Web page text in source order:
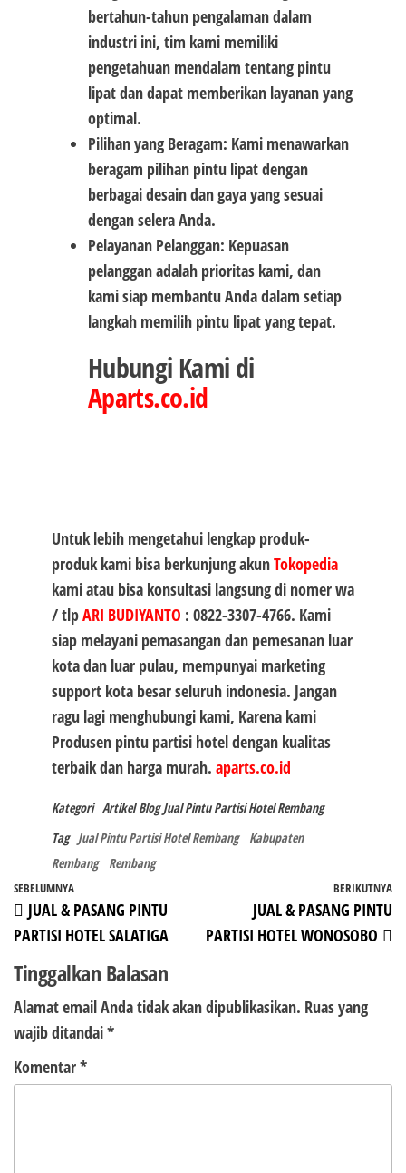
bertahun-tahun pengalaman dalam
industri ini, tim kami memiliki
pengetahuan mendalam tentang pintu
lipat dan dapat memberikan layanan yang
optimal.
Pilihan yang Beragam: Kami menawarkan
beragam pilihan pintu lipat dengan
berbagai desain dan gaya yang sesuai
dengan selera Anda.
Pelayanan Pelanggan: Kepuasan
pelanggan adalah prioritas kami, dan
kami siap membantu Anda dalam setiap
langkah memilih pintu lipat yang tepat.
Hubungi Kami di
Aparts.co.id
Untuk lebih mengetahui lengkap produk-
produk kami bisa berkunjung akunTokopedia
kami atau bisa konsultasi langsung di nomer wa
/ tlpARI BUDIYANTO : 0822-3307-4766. Kami
siap melayani pemasangan dan pemesanan luar
kota dan luar pulau, mempunyai marketing
support kota besar seluruh indonesia. Jangan
ragu lagi menghubungi kami, Karena kami
Produsen pintu partisi hoteldengan kualitas
terbaik dan harga murah. aparts.co.id
Kategori Artikel Blog Jual Pintu Partisi Hotel Rembang
Tag Jual Pintu Partisi Hotel Rembang
Kabupaten
Rembang
Rembang
Navigasi
pos
Pos
Sebelumnya
SEBELUMNYA
JUAL & PASANG PINTU
PARTISI HOTEL SALATIGA
BERIKUTNYA
JUAL & PASANG PINTU
PARTISI HOTEL WONOSOBO
Tinggalkan Balasan
Alamat email Anda tidak akan dipublikasikan. Ruas yang
wajib ditandai*
Komentar*